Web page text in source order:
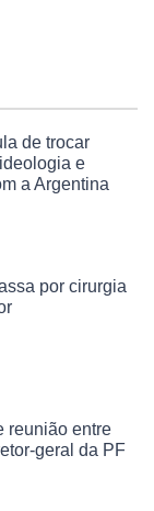
de trocar
e
a Argentina
por cirurgia
reunião entre
geral da PF